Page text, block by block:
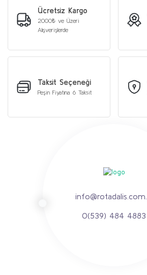
Ücretsiz Kargo
2000₺ ve Üzeri
Alışverişlerde
Taksit Seçeneği
Peşin Fiyatına 6 Taksit
0(539) 484 4883